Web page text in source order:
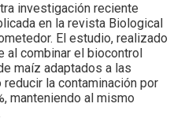
investigación reciente
en la revista Biological
El estudio, realizado
al combinar el biocontrol
maíz adaptados a las
la contaminación por
manteniendo al mismo